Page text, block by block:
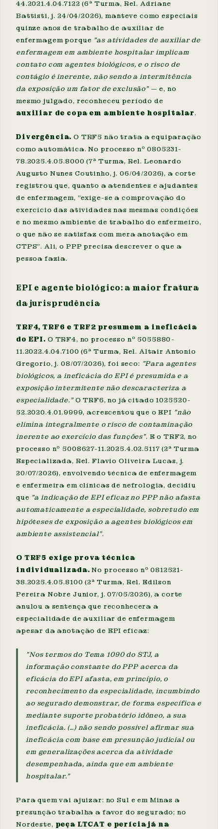
44.2021.4.04.7122 (6ª Turma, Rel. Adriane
Battisti, j. 24/04/2026), manteve como especiais
quinze anos de trabalho de auxiliar de
enfermagem porque "as atividades de auxiliar de
enfermagem em ambiente hospitalar implicam
contato com agentes biológicos, e o risco de
contágio é inerente, não sendo a intermitência
da exposição um fator de exclusão"— e, no
mesmo julgado, reconheceu período de
auxiliar de copa em ambiente hospitalar.
Divergência. O TRF5 não trata a equiparação
como automática. No processo nº 0805231-
78.2025.4.05.8000 (7ª Turma, Rel. Leonardo
Augusto Nunes Coutinho, j. 06/04/2026), a corte
registrou que, quanto a atendentes e ajudantes
de enfermagem, "exige-se a comprovação do
exercício das atividades nas mesmas condições
e no mesmo ambiente de trabalho do enfermeiro,
o que não se satisfaz com mera anotação em
CTPS". Ali, o PPP precisa descrever o que a
pessoa fazia.
EPI e agente biológico: a maior fratura
da jurisprudência
TRF4, TRF6 e TRF2 presumem a ineficácia
do EPI. O TRF4, no processo nº 5055880-
11.2022.4.04.7100 (6ª Turma, Rel. Altair Antonio
Gregorio, j. 08/07/2026), foi seco: "Para agentes
biológicos, a ineficácia do EPI é presumida e a
exposição intermitente não descaracteriza a
especialidade."O TRF6, no já citado 1025520-
52.2020.4.01.9999, acrescentou que o EPI "não
elimina integralmente o risco de contaminação
inerente ao exercício das funções". E o TRF2, no
processo nº 5008627-11.2025.4.02.5117 (2ª Turma
Especializada, Rel. Flavio Oliveira Lucas, j.
20/07/2026), envolvendo técnica de enfermagem
e enfermeira em clínicas de nefrologia, decidiu
que "a indicação de EPI eficaz no PPP não afasta
automaticamente a especialidade, sobretudo em
hipóteses de exposição a agentes biológicos em
ambiente assistencial".
O TRF5 exige prova técnica
individualizada. No processo nº 0812521-
38.2025.4.05.8100 (2ª Turma, Rel. Edilson
Pereira Nobre Junior, j. 07/05/2026), a corte
anulou a sentença que reconhecera a
especialidade de auxiliar de enfermagem
apesar da anotação de EPI eficaz:
"Nos termos do Tema 1090 do STJ, a
informação constante do PPP acerca da
eficácia do EPI afasta, em princípio, o
reconhecimento da especialidade, incumbindo
ao segurado demonstrar, de forma específica e
mediante suporte probatório idôneo, a sua
ineficácia. (…) não sendo possível afirmar sua
ineficácia com base em presunção judicial ou
em generalizações acerca da atividade
desempenhada, ainda que em ambiente
hospitalar."
Para quem vai ajuizar: no Sul e em Minas a
presunção trabalha a favor do segurado; no
Nordeste, peça LTCAT e perícia já na